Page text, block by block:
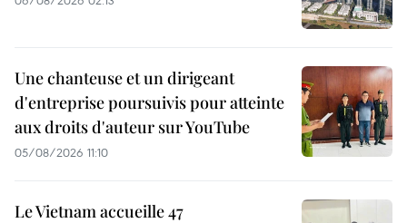
Une chanteuse et un dirigeant
d'entreprise poursuivis pour atteinte
aux droits d'auteur sur YouTube
05/08/2026 11:10
Le Vietnam accueille 47